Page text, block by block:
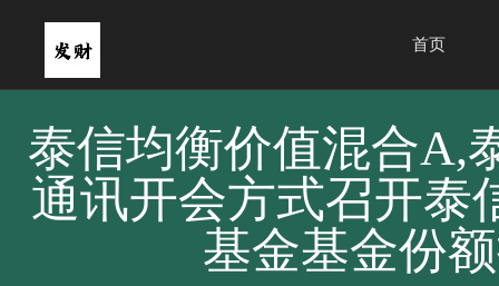
首页
泰信均衡价值混合A,
通讯开会方式召开泰
基金基金份